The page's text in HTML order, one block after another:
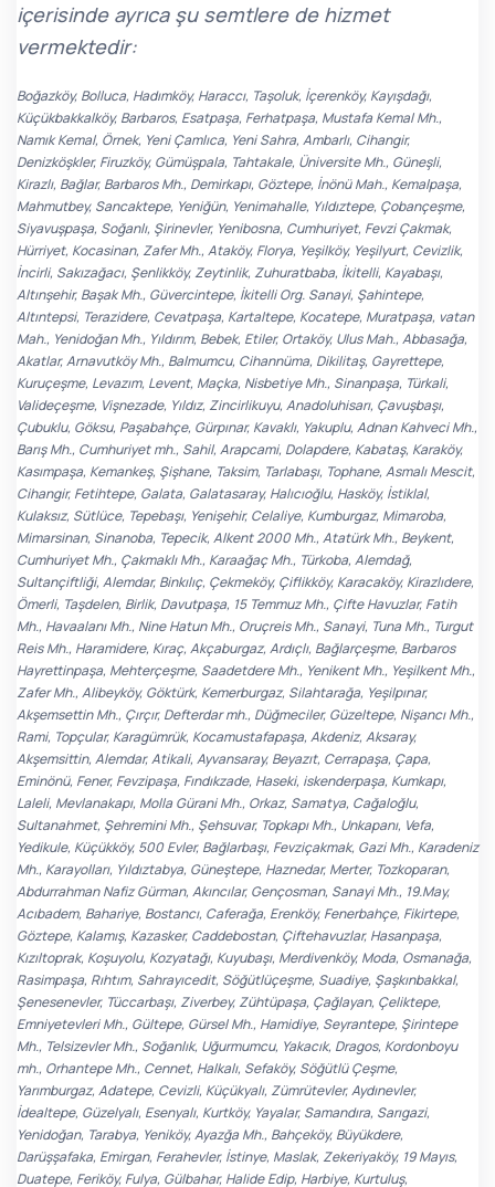
içerisinde ayrıca şu semtlere de hizmet
vermektedir:
Boğazköy, Bolluca, Hadımköy, Haraccı, Taşoluk, İçerenköy, Kayışdağı,
Küçükbakkalköy, Barbaros, Esatpaşa, Ferhatpaşa, Mustafa Kemal Mh.,
Namık Kemal, Örnek, Yeni Çamlıca, Yeni Sahra, Ambarlı, Cihangir,
Denizköşkler, Firuzköy, Gümüşpala, Tahtakale, Üniversite Mh., Güneşli,
Kirazlı, Bağlar, Barbaros Mh., Demirkapı, Göztepe, İnönü Mah., Kemalpaşa,
Mahmutbey, Sancaktepe, Yeniğün, Yenimahalle, Yıldıztepe, Çobançeşme,
Siyavuşpaşa, Soğanlı, Şirinevler, Yenibosna, Cumhuriyet, Fevzi Çakmak,
Hürriyet, Kocasinan, Zafer Mh., Ataköy, Florya, Yeşilköy, Yeşilyurt, Cevizlik,
İncirli, Sakızağacı, Şenlikköy, Zeytinlik, Zuhuratbaba, İkitelli, Kayabaşı,
Altınşehir, Başak Mh., Güvercintepe, İkitelli Org. Sanayi, Şahintepe,
Altıntepsi, Terazidere, Cevatpaşa, Kartaltepe, Kocatepe, Muratpaşa, vatan
Mah., Yenidoğan Mh., Yıldırım, Bebek, Etiler, Ortaköy, Ulus Mah., Abbasağa,
Akatlar, Arnavutköy Mh., Balmumcu, Cihannüma, Dikilitaş, Gayrettepe,
Kuruçeşme, Levazım, Levent, Maçka, Nisbetiye Mh., Sinanpaşa, Türkali,
Valideçeşme, Vişnezade, Yıldız, Zincirlikuyu, Anadoluhisarı, Çavuşbaşı,
Çubuklu, Göksu, Paşabahçe, Gürpınar, Kavaklı, Yakuplu, Adnan Kahveci Mh.,
Barış Mh., Cumhuriyet mh., Sahil, Arapcami, Dolapdere, Kabataş, Karaköy,
Kasımpaşa, Kemankeş, Şişhane, Taksim, Tarlabaşı, Tophane, Asmalı Mescit,
Cihangir, Fetihtepe, Galata, Galatasaray, Halıcıoğlu, Hasköy, İstiklal,
Kulaksız, Sütlüce, Tepebaşı, Yenişehir, Celaliye, Kumburgaz, Mimaroba,
Mimarsinan, Sinanoba, Tepecik, Alkent 2000 Mh., Atatürk Mh., Beykent,
Cumhuriyet Mh., Çakmaklı Mh., Karaağaç Mh., Türkoba, Alemdağ,
Sultançiftliği, Alemdar, Binkılıç, Çekmeköy, Çiflikköy, Karacaköy, Kirazlıdere,
Ömerli, Taşdelen, Birlik, Davutpaşa, 15 Temmuz Mh., Çifte Havuzlar, Fatih
Mh., Havaalanı Mh., Nine Hatun Mh., Oruçreis Mh., Sanayi, Tuna Mh., Turgut
Reis Mh., Haramidere, Kıraç, Akçaburgaz, Ardıçlı, Bağlarçeşme, Barbaros
Hayrettinpaşa, Mehterçeşme, Saadetdere Mh., Yenikent Mh., Yeşilkent Mh.,
Zafer Mh., Alibeyköy, Göktürk, Kemerburgaz, Silahtarağa, Yeşilpınar,
Akşemsettin Mh., Çırçır, Defterdar mh., Düğmeciler, Güzeltepe, Nişancı Mh.,
Rami, Topçular, Karagümrük, Kocamustafapaşa, Akdeniz, Aksaray,
Akşemsittin, Alemdar, Atikali, Ayvansaray, Beyazıt, Cerrapaşa, Çapa,
Eminönü, Fener, Fevzipaşa, Fındıkzade, Haseki, iskenderpaşa, Kumkapı,
Laleli, Mevlanakapı, Molla Gürani Mh., Orkaz, Samatya, Cağaloğlu,
Sultanahmet, Şehremini Mh., Şehsuvar, Topkapı Mh., Unkapanı, Vefa,
Yedikule, Küçükköy, 500 Evler, Bağlarbaşı, Fevziçakmak, Gazi Mh., Karadeniz
Mh., Karayolları, Yıldıztabya, Güneştepe, Haznedar, Merter, Tozkoparan,
Abdurrahman Nafiz Gürman, Akıncılar, Gençosman, Sanayi Mh., 19.May,
Acıbadem, Bahariye, Bostancı, Caferağa, Erenköy, Fenerbahçe, Fikirtepe,
Göztepe, Kalamış, Kazasker, Caddebostan, Çiftehavuzlar, Hasanpaşa,
Kızıltoprak, Koşuyolu, Kozyatağı, Kuyubaşı, Merdivenköy, Moda, Osmanağa,
Rasimpaşa, Rıhtım, Sahrayıcedit, Söğütlüçeşme, Suadiye, Şaşkınbakkal,
Şenesenevler, Tüccarbaşı, Ziverbey, Zühtüpaşa, Çağlayan, Çeliktepe,
Emniyetevleri Mh., Gültepe, Gürsel Mh., Hamidiye, Seyrantepe, Şirintepe
Mh., Telsizevler Mh., Soğanlık, Uğurmumcu, Yakacık, Dragos, Kordonboyu
mh., Orhantepe Mh., Cennet, Halkalı, Sefaköy, Söğütlü Çeşme,
Yarımburgaz, Adatepe, Cevizli, Küçükyalı, Zümrütevler, Aydınevler,
İdealtepe, Güzelyalı, Esenyalı, Kurtköy, Yayalar, Samandıra, Sarıgazi,
Yenidoğan, Tarabya, Yeniköy, Ayazğa Mh., Bahçeköy, Büyükdere,
Darüşşafaka, Emirgan, Ferahevler, İstinye, Maslak, Zekeriyaköy, 19 Mayıs,
Duatepe, Feriköy, Fulya, Gülbahar, Halide Edip, Harbiye, Kurtuluş,